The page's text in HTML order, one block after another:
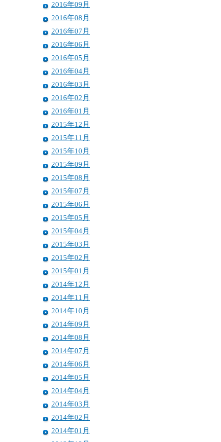
2016年09月
2016年08月
2016年07月
2016年06月
2016年05月
2016年04月
2016年03月
2016年02月
2016年01月
2015年12月
2015年11月
2015年10月
2015年09月
2015年08月
2015年07月
2015年06月
2015年05月
2015年04月
2015年03月
2015年02月
2015年01月
2014年12月
2014年11月
2014年10月
2014年09月
2014年08月
2014年07月
2014年06月
2014年05月
2014年04月
2014年03月
2014年02月
2014年01月